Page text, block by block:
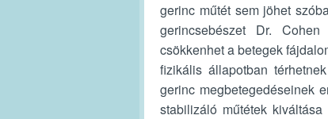
gerinc műtét sem jöhet
gerincsebészet Dr.
csökkenhet a betegek
fizikális állapotban
gerinc megbetegedéseinek
stabilizáló műtétek